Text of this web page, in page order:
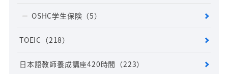
OSHC学生保険 （5）
TOEIC （218）
日本語教師養成講座420時間 （223）